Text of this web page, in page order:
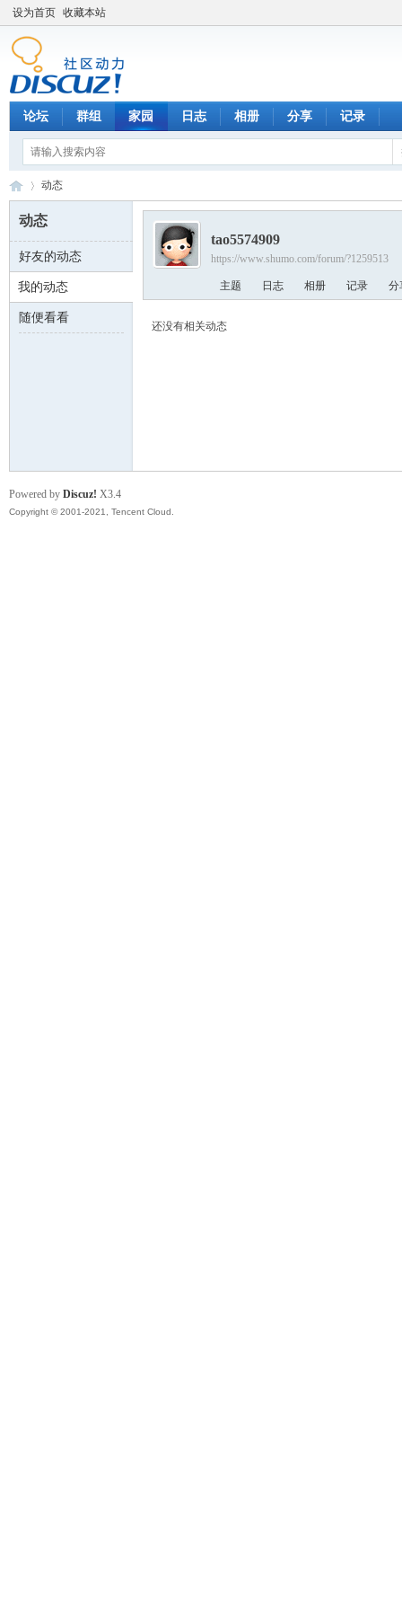
设为首页 收藏本站
论坛 群组 家园 日志 相册 分享 记录
数 ›
动态
动态
好友的动态
我的动态
随便看看
tao5574909
https://www.shumo.com/forum/?1259513
主题 日志 相册 记录 分
还没有相关动态
Powered by Discuz! X3.4
Copyright © 2001-2021, Tencent Cloud.